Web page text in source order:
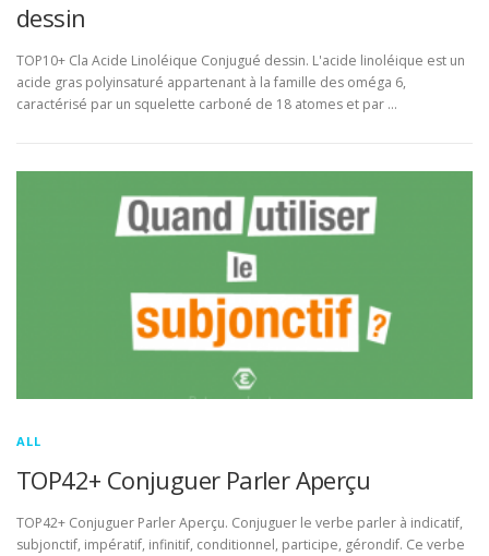
dessin
TOP10+ Cla Acide Linoléique Conjugué dessin. L'acide linoléique est un
acide gras polyinsaturé appartenant à la famille des oméga 6,
caractérisé par un squelette carboné de 18 atomes et par …
ALL
TOP42+ Conjuguer Parler Aperçu
TOP42+ Conjuguer Parler Aperçu. Conjuguer le verbe parler à indicatif,
subjonctif, impératif, infinitif, conditionnel, participe, gérondif. Ce verbe